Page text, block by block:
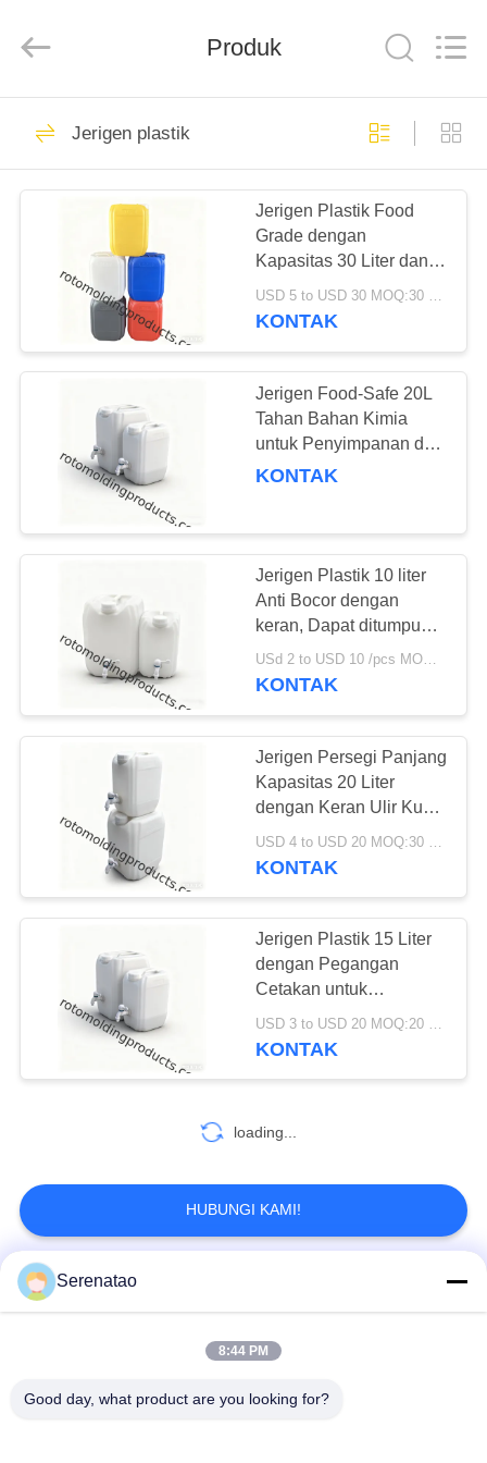
RUMAH
PRODUK
VIDEO
TENTANG
KAMI
PABRIK
KONTROL
KUALITAS
HUBUNGI
PERMINTAAN
PENAWARAN
SITEMAP
PRIVACY
POLICY
Produk Rotomolding
Truk Kotak Poli
61
Tangki Dosis Kimia
48
Kontainer
Penumpukan Euro
33
Roto Custom
Tangki Silinder
31
Produk
Jerigen plastik
Jerigen Plastik Food
Grade dengan
Kapasitas 30 Liter dan
Penutup Tutup Ulir untuk
Menyimpan Bahan
USD 5 to USD 30 MOQ:30 pcs
KONTAK
Jerigen Food-Safe 20L
Tahan Bahan Kimia
untuk Penyimpanan dan
Pengangkutan yang
KONTAK
Jerigen Plastik 10 liter
Anti Bocor dengan
keran, Dapat ditumpuk,
dan Tahan Bahan Kimia
untuk Solusi
USd 2 to USD 10 /pcs MOQ:50 pcs
KONTAK
Jerigen Persegi Panjang
Kapasitas 20 Liter
dengan Keran Ulir Kuat
dan Tahan Lama
KONTAK
Jerigen Plastik 15 Liter
dengan Pegangan
Cetakan untuk
Penanganan Mudah dan
Penyimpanan Air yang
USD 3 to USD 20 MOQ:20 pcs
KONTAK
loading...
HUBUNGI KAMI!
Bad Request
Serenatao
8:44 PM
Good day, what product are you looking for?